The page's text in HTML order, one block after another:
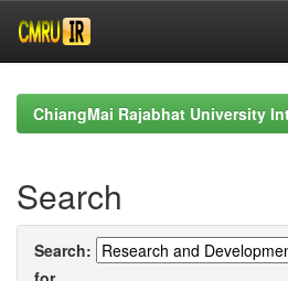
navigationChiangMai Rajabhat University
Search
Search: